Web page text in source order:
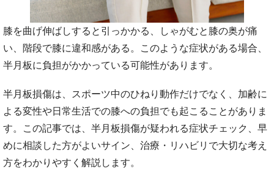
膝を曲げ伸ばしすると引っかかる、しゃがむと膝の奥が痛
い、階段で膝に違和感がある。このような症状がある場合、
半月板に負担がかかっている可能性があります。
半月板損傷は、スポーツ中のひねり動作だけでなく、加齢に
よる変性や日常生活での膝への負担でも起こることがありま
す。この記事では、半月板損傷が疑われる症状チェック、早
めに相談した方がよいサイン、治療・リハビリで大切な考え
方をわかりやすく解説します。